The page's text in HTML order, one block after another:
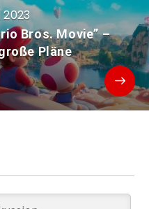
2023
Bros. Movie” –
Pläne